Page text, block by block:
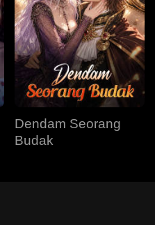
Dendam Seorang
Budak